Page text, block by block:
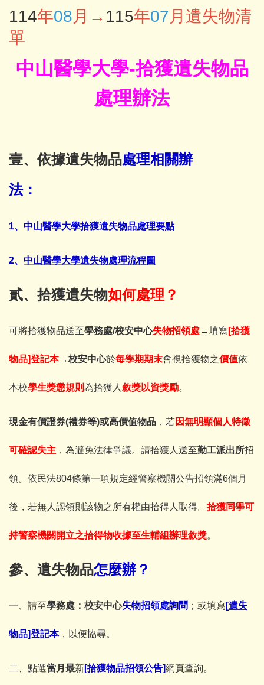
114年08月 → 115年07月遺失物清
單
中山醫學大學-拾獲遺失物品
處理辦法
壹、依據遺失物品處理相關辦
法：
1、 中山醫學大學拾獲遺失物品處理要點
2、 中山醫學大學遺失物處理流程圖
貳、拾獲遺失物如何處理？
可將拾獲物品送至學務處/校安中心失物招領處→填寫 [拾獲
物品]登記本→校安中心於每學期期末會視拾獲物之價值依
本校學生獎懲規則為拾獲人 敘獎以資獎勵。
現金有價證券(禮券等)或高價值物品 ，若因無明顯個人特徵
可確認失主 ，為避免法律爭議。請拾獲人送至勤工派出所招
領。依民法804條第一項規定經警察機關公告招領滿6個月
後，若無人認領則該物之所有權由拾得人取得。 拾獲同學可
持警察機關開立之拾得物收據至生輔組辦理敘獎。
參、遺失物品怎麼辦？
一、請至學務處 ：校安中心失物招領處詢問 ；或填寫 [遺失
物品]登記本，以便協尋。
二、點選當月最新[拾獲物品招領公告]網頁查詢。